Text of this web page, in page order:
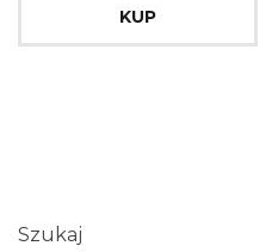
KUP
Szukaj